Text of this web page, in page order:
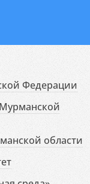
Федерации
области